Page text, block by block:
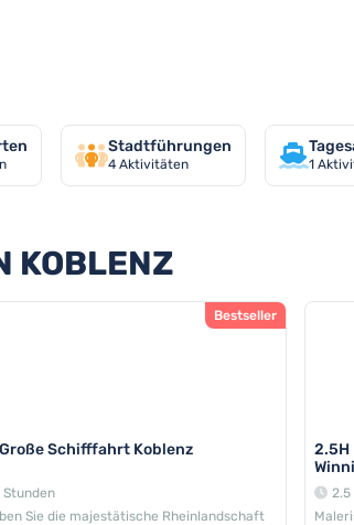
Stadtführungen
4 Aktivitäten 1
KOBLENZ
Bestseller
Schifffahrt Koblenz
Stunden
Sie die majestätische Rheinlandschaft
2.5H
2.5